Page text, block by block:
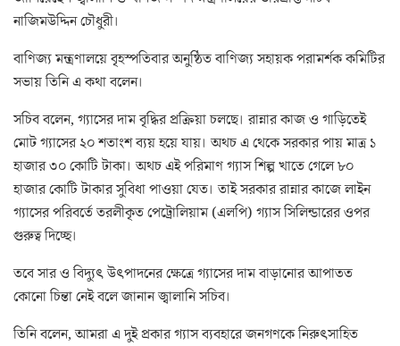
নাজিমউদ্দিন চৌধুরী।
বাণিজ্য মন্ত্রণালয়ে বৃহস্পতিবার অনুষ্ঠিত বাণিজ্য সহায়ক পরামর্শক কমিটির
সভায় তিনি এ কথা বলেন।
সচিব বলেন, গ্যাসের দাম বৃদ্ধির প্রক্রিয়া চলছে। রান্নার কাজ ও গাড়িতেই
মোট গ্যাসের ২০ শতাংশ ব্যয় হয়ে যায়। অথচ এ থেকে সরকার পায় মাত্র ১
হাজার ৩০ কোটি টাকা। অথচ এই পরিমাণ গ্যাস শিল্প খাতে গেলে ৮০
হাজার কোটি টাকার সুবিধা পাওয়া যেত। তাই সরকার রান্নার কাজে লাইন
গ্যাসের পরিবর্তে তরলীকৃত পেট্রোলিয়াম (এলপি) গ্যাস সিলিন্ডারের ওপর
গুরুত্ব দিচ্ছে।
তবে সার ও বিদ্যুৎ উৎপাদনের ক্ষেত্রে গ্যাসের দাম বাড়ানোর আপাতত
কোনো চিন্তা নেই বলে জানান জ্বালানি সচিব।
তিনি বলেন, আমরা এ দুই প্রকার গ্যাস ব্যবহারে জনগণকে নিরুৎসাহিত